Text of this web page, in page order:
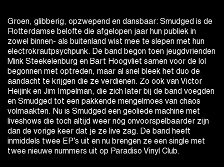
Groen, glibberig, opzwepend en dansbaar: Smudged is de
Rotterdamse belofte die afgelopen jaar hun publiek in
zowel binnen- als buitenland wist mee te slepen met hun
electrokrautpsychpunk. De band begon toen jeugdvrienden
Mink Steekelenburg en Bart Hoogvliet samen voor de lol
begonnen met optreden, maar al snel bleek het duo de
aandacht te krijgen die ze verdienen. Zo ook van Victor
Heijink en Jim Impelman, die zich later bij de band voegden
en Smudged tot een pakkende mengelmoes van chaos
volmaakten. Nu is Smudged een geoliede machine met
liveshows die toch altijd weer nóg onvoorspelbaarder zijn
dan de vorige keer dat je ze live zag. De band heeft
inmiddels twee EP’s uit en nu brengen ze een single met
twee nieuwe nummers uit op Paradiso Vinyl Club.